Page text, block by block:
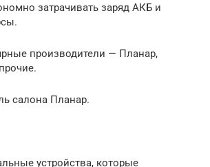
затрачивать заряд АКБ и
производители — Планар,
салона Планар.
устройства, которые